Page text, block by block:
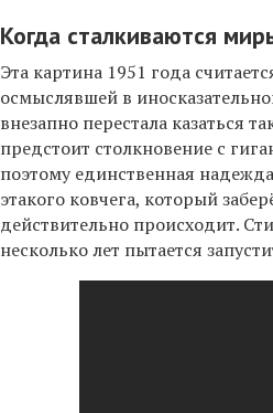
Когда сталкиваются
Эта картина 1951 года
осмыслявшей в
внезапно перестала казаться
предстоит столкновение с
поэтому единственная
этакого ковчега, который
действительно происходит.
несколько лет пытается